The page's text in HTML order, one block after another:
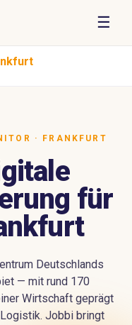
☰
· FRANKFURT
für
Deutschlands
— mit rund 170
Wirtschaft geprägt
Jobbi bringt